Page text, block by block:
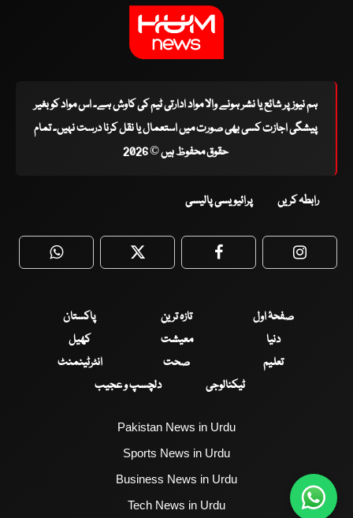
ہم نیوز پر شائع یا نشر ہونے والا مواد ادارتی ٹیم کی کاوش ہے۔ اس مواد کو بغیر
پیشگی اجازت کسی بھی صورت میں استعمال یا نقل کرنا درست نہیں۔ تمام
حقوق محفوظ ہیں © 2026
رابطہ کریں پرائیویسی پالیسی
WhatsApp Twitter Facebook
صفحۂ اول تازہ ترین
پاکستان
دنیا
معیشت
کھیل
تعلیم
صحت
انٹرٹینمنٹ
ٹیکنالوجی
دلچسپ و عجیب
Pakistan News in Urdu
Sports News in Urdu
Business News in Urdu
Tech News in Urdu